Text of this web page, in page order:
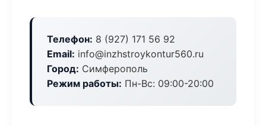
Телефон: 8 (927) 171 56 92
Email: info@inzhstroykontur560.ru
Город: Симферополь
Режим работы: Пн-Вс: 09:00-20:00